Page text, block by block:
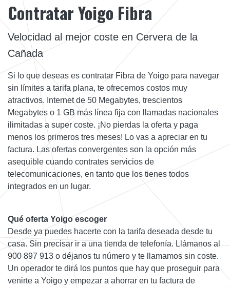
Contratar Yoigo Fibra
Velocidad al mejor coste en Cervera de la
Cañada
Si lo que deseas es contratar Fibra de Yoigo para navegar
sin límites a tarifa plana, te ofrecemos costos muy
atractivos. Internet de 50 Megabytes, trescientos
Megabytes o 1 GB más línea fija con llamadas nacionales
ilimitadas a super coste. ¡No pierdas la oferta y paga
menos los primeros tres meses! Lo vas a apreciar en tu
factura. Las ofertas convergentes son la opción más
asequible cuando contrates servicios de
telecomunicaciones, en tanto que los tienes todos
integrados en un lugar.
Qué oferta Yoigo escoger
Desde ya puedes hacerte con la tarifa deseada desde tu
casa. Sin precisar ir a una tienda de telefonía. Llámanos al
900 897 913 o déjanos tu número y te llamamos sin coste.
Un operador te dirá los puntos que hay que proseguir para
venirte a Yoigo y empezar a ahorrar en tu factura de